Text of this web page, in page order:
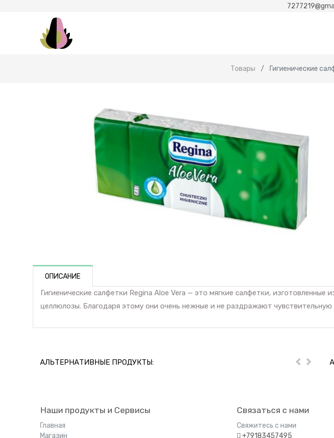
Товары Гигиенические
ОПИСАНИЕ
Гигиенические салфетки Regina Aloe Vera — это мягкие салфетки,
целлюлозы. Благодаря этому они очень нежные и не раздражают чувствительную
АЛЬТЕРНАТИВНЫЕ ПРОДУКТЫ: ПредДалее
Наши продукты и Сервисы
Главная
Магазин
Связаться с нами
Свяжитесь с нами
+79183457495